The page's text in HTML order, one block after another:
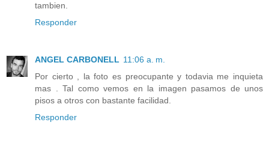
tambien.
Responder
ANGEL CARBONELL 11:06 a. m.
Por cierto , la foto es preocupante y todavia me inquieta
mas . Tal como vemos en la imagen pasamos de unos
pisos a otros con bastante facilidad.
Responder